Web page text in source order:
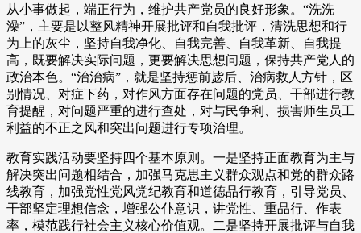
从小事做起，端正行为，维护共产党员的良好形象。“洗洗
澡”，主要是以整风精神开展批评和自我批评，清洗思想和行
为上的灰尘，坚持自我净化、自我完善、自我革新、自我提
高，既要解决实际问题，更要解决思想问题，保持共产党人的
政治本色。“治治病”，就是坚持惩前毖后、治病救人方针，区
别情况、对症下药，对作风方面存在问题的党员、干部进行教
育提醒，对问题严重的进行查处，对与民争利、损害师生员工
利益的不正之风和突出问题进行专项治理。
教育实践活动要坚持四个基本原则。一是坚持正面教育为主与
解决突出问题相结合，加强马克思主义群众观点和党的群众路
线教育，加强党性党风党纪教育和道德品行教育，引导党员、
干部坚定理想信念，增强公仆意识，讲党性、重品行、作表
率，模范践行社会主义核心价值观。二是坚持开展批评与自我